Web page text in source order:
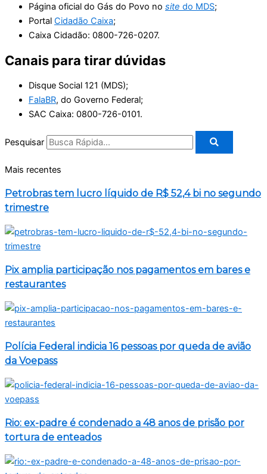
Página oficial do Gás do Povo no site do MDS;
Portal Cidadão Caixa;
Caixa Cidadão: 0800-726-0207.
Canais para tirar dúvidas
Disque Social 121 (MDS);
FalaBR, do Governo Federal;
SAC Caixa: 0800-726-0101.
Pesquisar
Mais recentes
Petrobras tem lucro líquido de R$ 52,4 bi no segundo
trimestre
Pix amplia participação nos pagamentos em bares e
restaurantes
Polícia Federal indicia 16 pessoas por queda de avião
da Voepass
Rio: ex-padre é condenado a 48 anos de prisão por
tortura de enteados